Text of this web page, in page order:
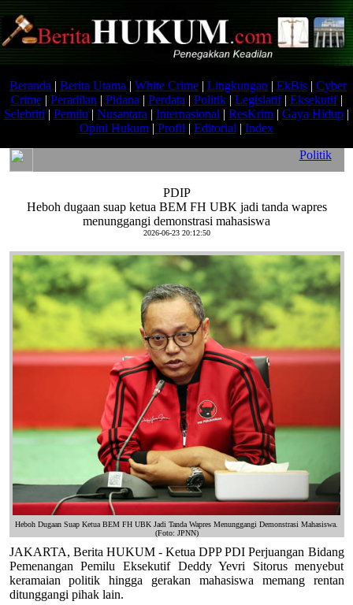
Beranda | Berita Utama | White Crime | Lingkungan | EkBis | Cyber
Crime| Peradilan | Pidana | Perdata | Politik| Legislatif| Eksekutif|
Selebriti | Pemilu | Nusantara | Internasional | ResKrim | Gaya Hidup |
Opini Hukum | Profil | Editorial | Index
Politik
PDIP
Heboh dugaan suap ketua BEM FH UBK jadi tanda wapres
menunggangi demonstrasi mahasiswa
2026-06-23 20:12:50
Heboh Dugaan Suap Ketua BEM FH UBK Jadi Tanda Wapres Menunggangi Demonstrasi Mahasiswa.
(Foto: JPNN)
JAKARTA, Berita HUKUM - Ketua DPP PDI Perjuangan Bidang
Pemenangan Pemilu Eksekutif Deddy Yevri Sitorus menyebut
keramaian politik hingga gerakan mahasiswa memang rentan
ditunggangi pihak lain.